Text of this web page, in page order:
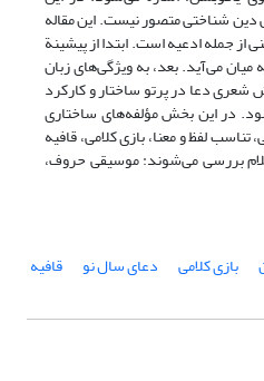
دین شناختی متصور نیست. این مقاله
از جمله ادعیه است. ابتدا از پیشینة
میان می‌آید. بعد، به ویژگی‌های زبان
دعا در پرتو ساختار و کارکرد
در این بخش مؤلفه‌های ساختاری
لفظ و معنا، بازی کلامی، قافیه
بررسی می‌شوند: موسیقی حروف،
بازی کلامی دعای سال نو قافیه